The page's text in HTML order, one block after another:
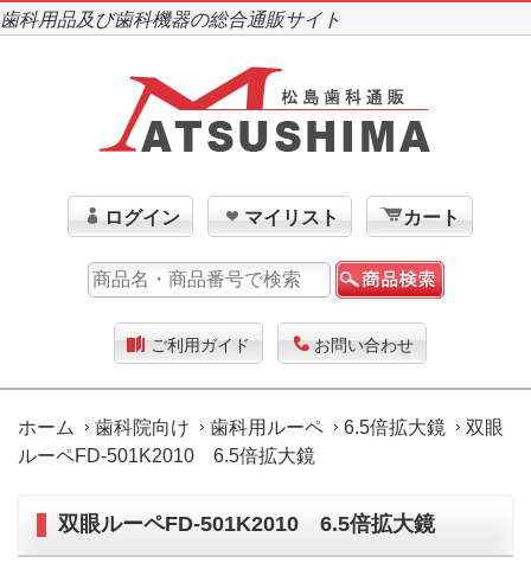
歯科用品及び歯科機器の総合通販サイト
ログイン マイリスト カート
ご利用ガイド お問い合わせ
ホーム 歯科院向け 歯科用ルーペ 6.5倍拡大鏡
双眼
ルーペFD-501K2010 6.5倍拡大鏡
双眼ルーペFD-501K2010 6.5倍拡大鏡